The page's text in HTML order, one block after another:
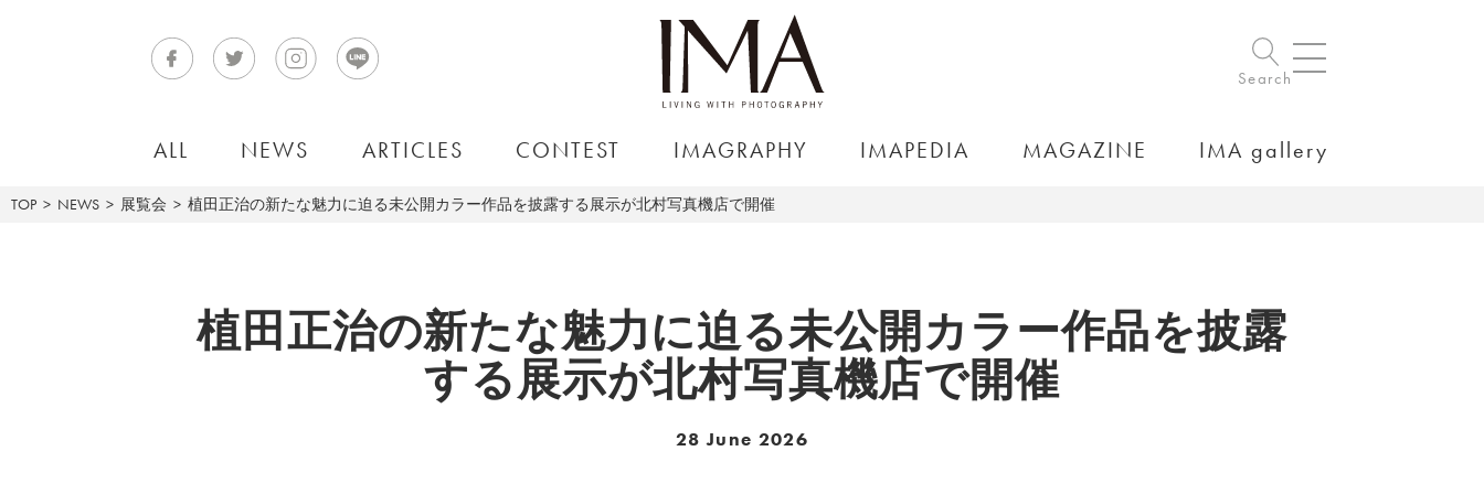
Search
ALL NEWS ARTICLES CONTEST IMAGRAPHY IMAPEDIA MAGAZINE IMA gallery
TOP NEWS 展覧会 植田正治の新たな魅力に迫る未公開カラー作品を披露する展示が北村写真機店で開催
植田正治の新たな魅力に迫る未公開カラー作品を披露
する展示が北村写真機店で開催
28 June 2026